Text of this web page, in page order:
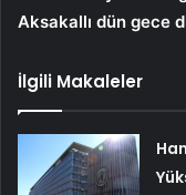
Aksakallı dün gece
İlgili Makaleler